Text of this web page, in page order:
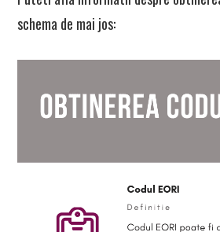
schema de mai jos: